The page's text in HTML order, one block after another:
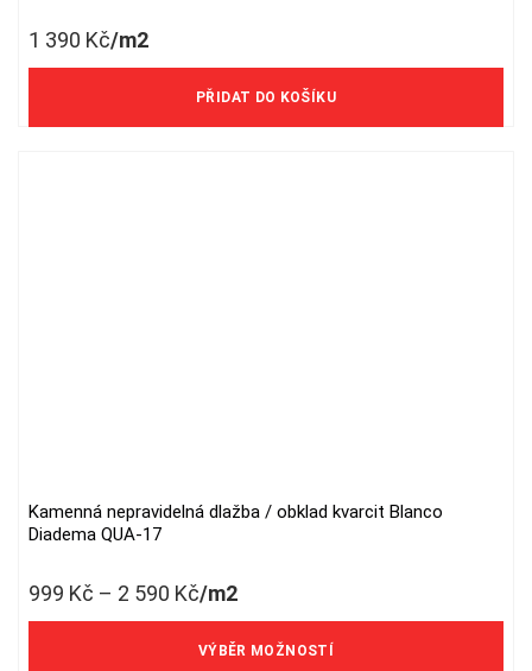
1 390 Kč/m2
PŘIDAT DO KOŠÍKU
Kamenná nepravidelná dlažba / obklad kvarcit Blanco
Diadema QUA-17
999 Kč – 2 590 Kč/m2
826 Kč/m2 bez DPH
VÝBĚR MOŽNOSTÍ
This
product
multiple